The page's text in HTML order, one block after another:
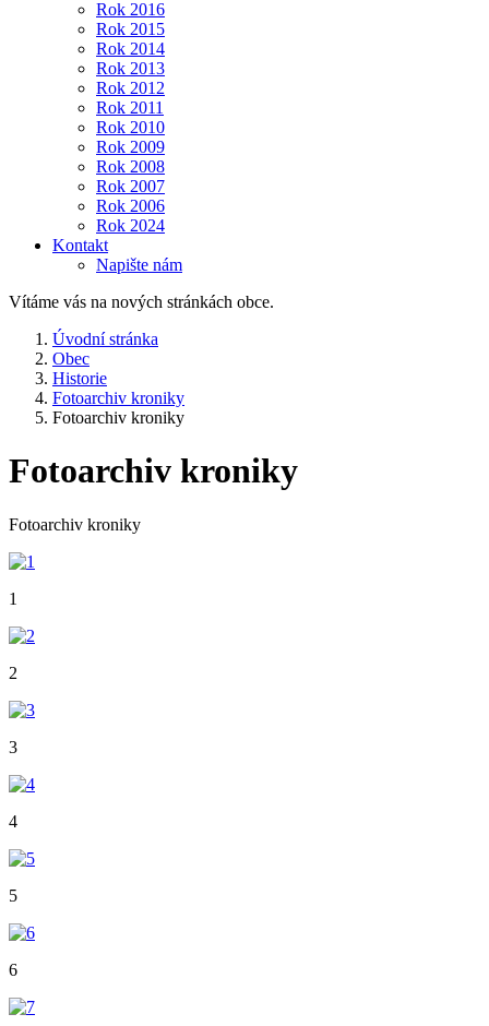
Rok 2016
Rok 2015
Rok 2014
Rok 2013
Rok 2012
Rok 2011
Rok 2010
Rok 2009
Rok 2008
Rok 2007
Rok 2006
Rok 2024
Kontakt
Napište nám
Vítáme vás na nových stránkách obce.
Úvodní stránka
Obec
Historie
Fotoarchiv kroniky
Fotoarchiv kroniky
Fotoarchiv kroniky
Fotoarchiv kroniky
1
2
3
4
5
6